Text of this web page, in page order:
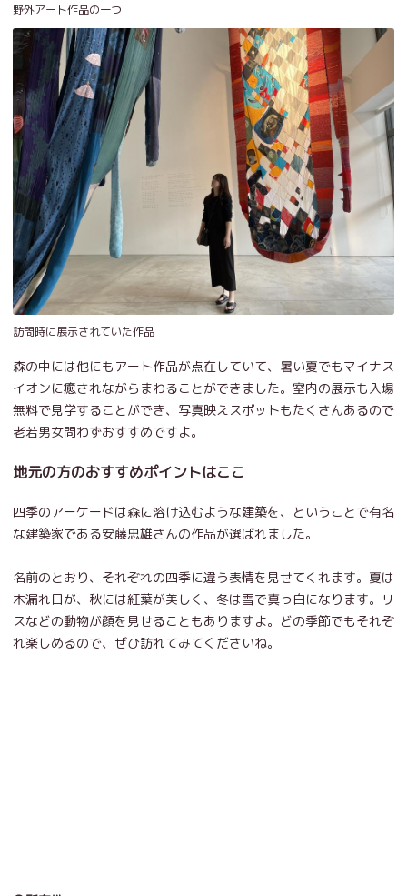
野外アート作品の一つ
訪問時に展示されていた作品
森の中には他にもアート作品が点在していて、暑い夏でもマイナス
イオンに癒されながらまわることができました。室内の展示も入場
無料で見学することができ、写真映えスポットもたくさんあるので
老若男女問わずおすすめですよ。
地元の方のおすすめポイントはここ
四季のアーケードは森に溶け込むような建築を、ということで有名
な建築家である安藤忠雄さんの作品が選ばれました。
名前のとおり、それぞれの四季に違う表情を見せてくれます。夏は
木漏れ日が、秋には紅葉が美しく、冬は雪で真っ白になります。リ
スなどの動物が顔を見せることもありますよ。どの季節でもそれぞ
れ楽しめるので、ぜひ訪れてみてくださいね。